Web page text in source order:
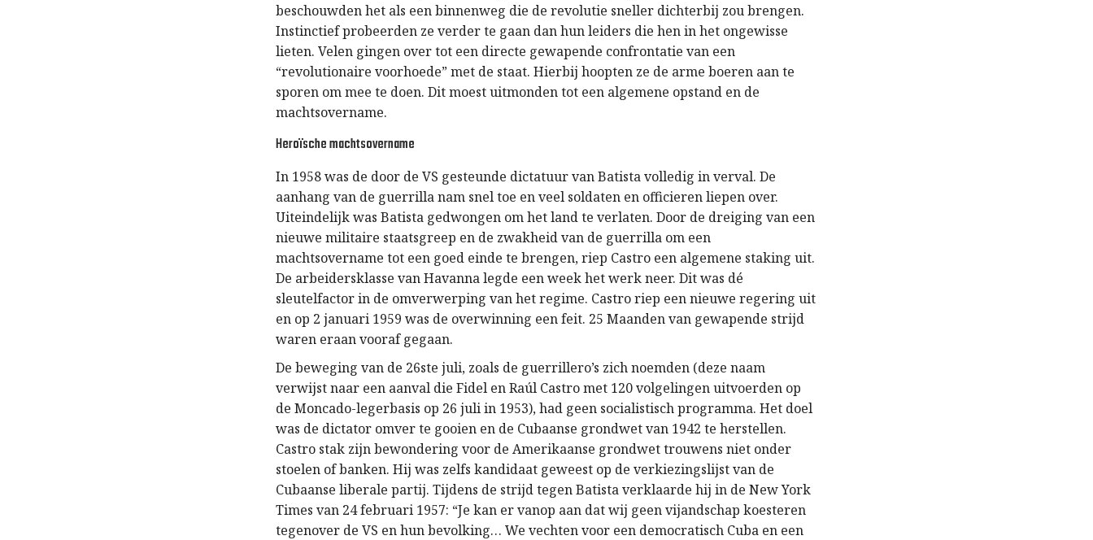
beschouwden het als een binnenweg die de revolutie sneller dichterbij zou brengen.
Instinctief probeerden ze verder te gaan dan hun leiders die hen in het ongewisse
lieten. Velen gingen over tot een directe gewapende confrontatie van een
“revolutionaire voorhoede” met de staat. Hierbij hoopten ze de arme boeren aan te
sporen om mee te doen. Dit moest uitmonden tot een algemene opstand en de
machtsovername.
Heroïsche machtsovername
In 1958 was de door de VS gesteunde dictatuur van Batista volledig in verval. De
aanhang van de guerrilla nam snel toe en veel soldaten en officieren liepen over.
Uiteindelijk was Batista gedwongen om het land te verlaten. Door de dreiging van een
nieuwe militaire staatsgreep en de zwakheid van de guerrilla om een
machtsovername tot een goed einde te brengen, riep Castro een algemene staking uit.
De arbeidersklasse van Havanna legde een week het werk neer. Dit was dé
sleutelfactor in de omverwerping van het regime. Castro riep een nieuwe regering uit
en op 2 januari 1959 was de overwinning een feit. 25 Maanden van gewapende strijd
waren eraan vooraf gegaan.
De beweging van de 26ste juli, zoals de guerrillero’s zich noemden (deze naam
verwijst naar een aanval die Fidel en Raúl Castro met 120 volgelingen uitvoerden op
de Moncado-legerbasis op 26 juli in 1953), had geen socialistisch programma. Het doel
was de dictator omver te gooien en de Cubaanse grondwet van 1942 te herstellen.
Castro stak zijn bewondering voor de Amerikaanse grondwet trouwens niet onder
stoelen of banken. Hij was zelfs kandidaat geweest op de verkiezingslijst van de
Cubaanse liberale partij. Tijdens de strijd tegen Batista verklaarde hij in de New York
Times van 24 februari 1957: “Je kan er vanop aan dat wij geen vijandschap koesteren
tegenover de VS en hun bevolking… We vechten voor een democratisch Cuba en een